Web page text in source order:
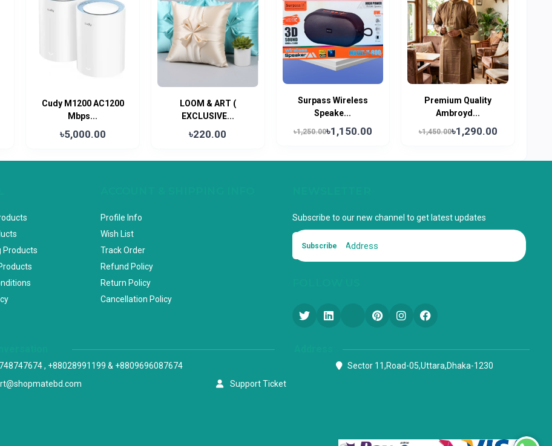
Cudy M1200 AC1200
Mbps...
৳5,000.00
LOOM & ART (
EXCLUSIVE...
৳220.00
Surpass Wireless
Speake...
৳1,250.00৳1,150.00
Premium Quality
Ambroyd...
৳1,450.00৳1,290.00
Products
Profile Info
Wish List
Track Order
Refund Policy
Return Policy
Cancellation Policy
Subscribe to our new channel to get latest updates
Subscribe
, +88028991199 & +8809696087674
Support Ticket
Sector 11,Road-05,Uttara,Dhaka-1230